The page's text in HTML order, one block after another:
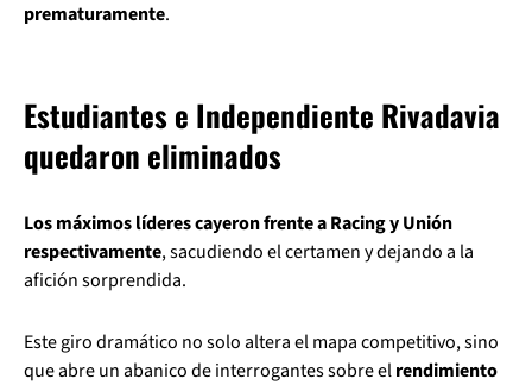
prematuramente.
Estudiantes e Independiente Rivadavia
quedaron eliminados
Los máximos líderes cayeron frente a Racing y Unión
respectivamente, sacudiendo el certamen y dejando a la
afición sorprendida.
Este giro dramático no solo altera el mapa competitivo, sino
que abre un abanico de interrogantes sobre elrendimiento